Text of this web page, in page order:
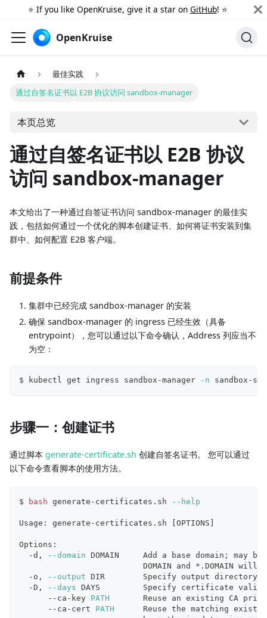
⭐️ If you like OpenKruise, give it a star on GitHub! ⭐️
OpenKruise
最佳实践
通过自签名证书以 E2B 协议访问 sandbox-manager
本页总览
通过自签名证书以 E2B 协议
访问 sandbox-manager
本文给出了一种通过自签证书访问 sandbox-manager 的最佳实
践，包括如何通过一个优化的脚本创建证书、如何将证书安装到集
群中、如何配置 E2B 客户端。
前提条件
集群中已经完成 sandbox-manager 的安装
确保 sandbox-manager 的 ingress 已经生效（具备
entrypoint），您可以通过以下命令确认，Address 列应当不
为空：
$ kubectl get ingress sandbox-manager -n sandbox-
步骤一：创建证书
通过脚本 generate-certificate.sh 创建自签名证书。 您可以通过
以下命令查看脚本的使用方法。
$ bash generate-certificates.sh --help
Usage: generate-certificates.sh OPTIONS
Options:
  -d,
--domain DOMAIN     Add a base domain ;
may
DOMAIN and *.DOMAIN will
  -o,
--output DIR        Specify output directory
  -D,
--days DAYS         Specify certificate
      --ca-key
PATH
Reuse an existing CA
      --ca-cert
PATH
Reuse the matching